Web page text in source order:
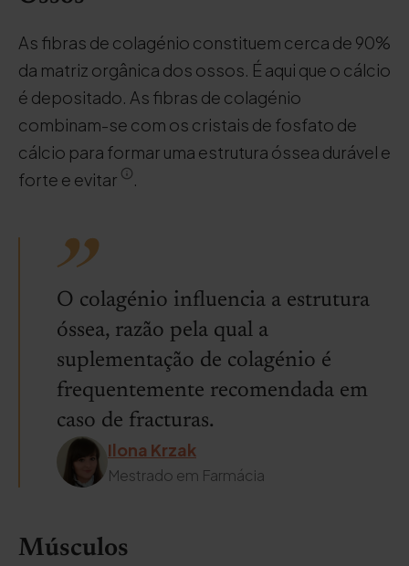
As fibras de colagénio constituem cerca de 90%
da matriz orgânica dos ossos. É aqui que o cálcio
é depositado. As fibras de colagénio
combinam-se com os cristais de fosfato de
cálcio para formar uma estrutura óssea durável e
forte e evitar
.
O colagénio influencia a estrutura
óssea, razão pela qual a
suplementação de colagénio é
frequentemente recomendada em
caso de fracturas.
Ilona Krzak
Mestrado em Farmácia
Músculos